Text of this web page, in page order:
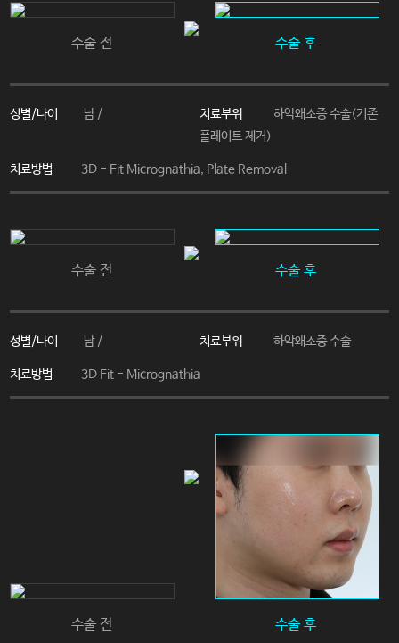
수술 전 수술 후
성별/나이 남 / 치료부위
하악왜소증 수술(기존
플레이트 제거)
치료방법 3D - Fit Micrognathia, Plate Removal
수술 전 수술 후
성별/나이 남 / 치료부위 하악왜소증 수술
치료방법 3D Fit - Micrognathia
수술 전 수술 후